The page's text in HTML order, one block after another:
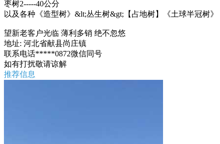
枣树2-----40公分
以及各种《造型树》&lt;丛生树&gt;【占地树】《土球半冠树
望新老客户光临 薄利多销 绝不忽悠
地址: 河北省献县尚庄镇
联系电话*****0872微信同号
如有打扰敬请谅解
推荐信息